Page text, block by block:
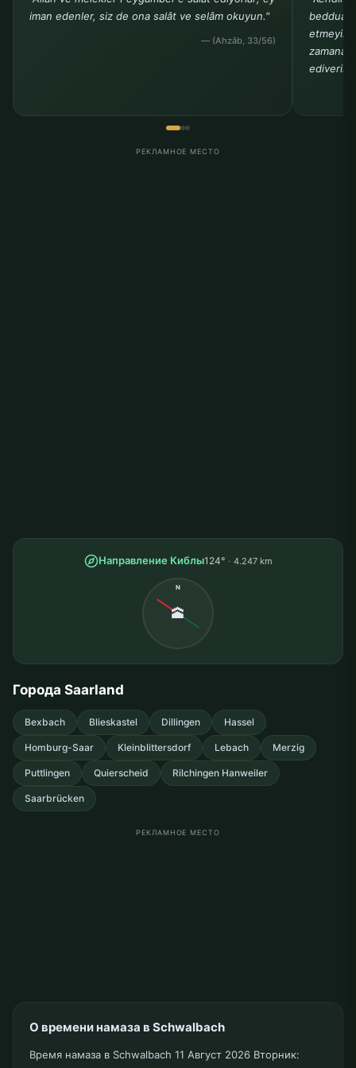
iman edenler, siz de ona salât ve selâm okuyun."
— (Ahzâb, 33/56)
beddua
zamana
ediverir."
РЕКЛАМНОЕ МЕСТО
Направление Киблы124° 4.247 km
N
🕋
Города Saarland
Bexbach Blieskastel Dillingen Hassel
Homburg-Saar Kleinblittersdorf Lebach Merzig
Puttlingen Quierscheid Rilchingen Hanweiler
Saarbrücken
РЕКЛАМНОЕ МЕСТО
О времени намаза в Schwalbach
Время намаза в Schwalbach 11 Август 2026 Вторник: